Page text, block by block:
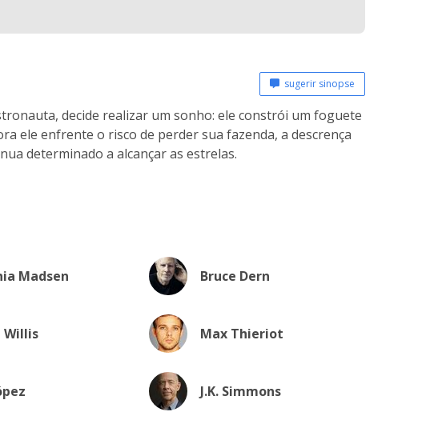
sugerir sinopse
decide realizar um sonho: ele constrói um foguete
ele enfrente o risco de perder sua fazenda, a descrença
determinado a alcançar as estrelas.
Madsen Bruce Dern
Willis Max Thieriot
J.K. Simmons